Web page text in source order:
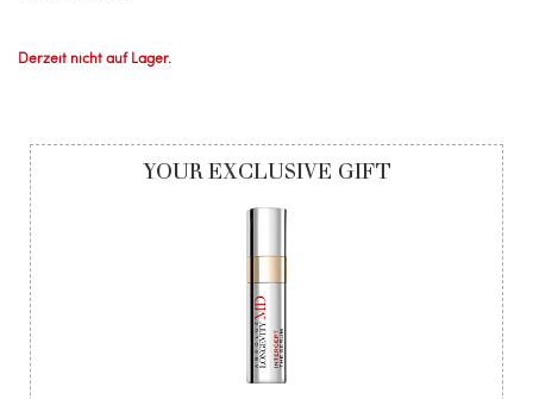
Derzeit nicht auf Lager.
YOUR EXCLUSIVE GIFT